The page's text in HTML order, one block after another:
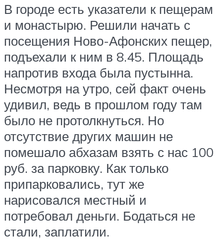
В городе есть указатели к пещерам
и монастырю. Решили начать с
посещения Ново-Афонских пещер,
подъехали к ним в 8.45. Площадь
напротив входа была пустынна.
Несмотря на утро, сей факт очень
удивил, ведь в прошлом году там
было не протолкнуться. Но
отсутствие других машин не
помешало абхазам взять с нас 100
руб. за парковку. Как только
припарковались, тут же
нарисовался местный и
потребовал деньги. Бодаться не
стали, заплатили.